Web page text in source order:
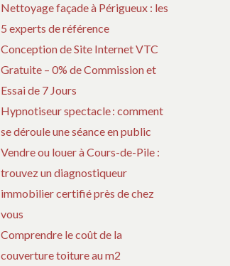
Nettoyage façade à Périgueux : les
5 experts de référence
Conception de Site Internet VTC
Gratuite – 0% de Commission et
Essai de 7 Jours
Hypnotiseur spectacle : comment
se déroule une séance en public
Vendre ou louer à Cours-de-Pile :
trouvez un diagnostiqueur
immobilier certifié près de chez
vous
Comprendre le coût de la
couverture toiture au m2